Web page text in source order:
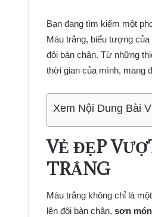
Bạn đang tìm kiếm một
Màu trắng, biểu tượng
đôi bàn chân. Từ những
thời gian của mình, mang
Xem Nội Dung Bài
VẺ ĐẸP
TRẮNG
Màu trắng không chỉ là
lên đôi bàn chân, sơn